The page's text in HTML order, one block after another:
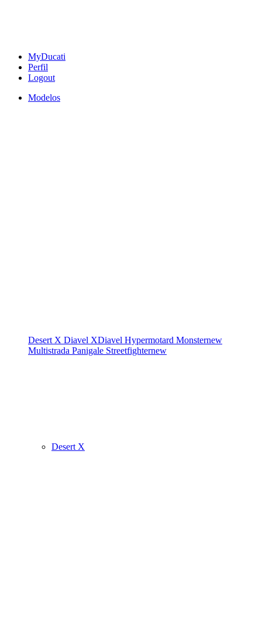
MyDucati
Perfil
Logout
Modelos
Desert X Diavel XDiavel Hypermotard Monsternew
Multistrada Panigale Streetfighternew
Desert X